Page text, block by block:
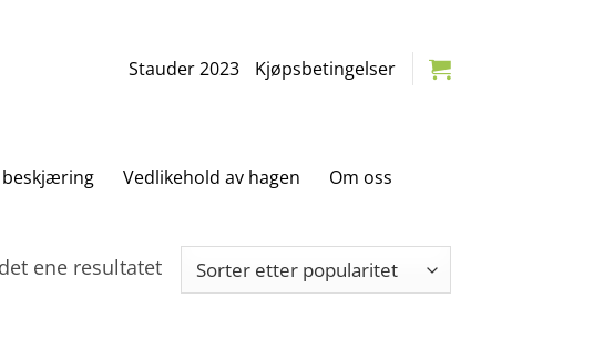
Stauder 2023 Kjøpsbetingelser
beskjæring Vedlikehold av hagen Om oss
ene resultatet